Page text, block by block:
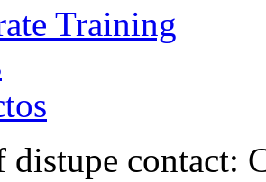
Training
distupe contact: